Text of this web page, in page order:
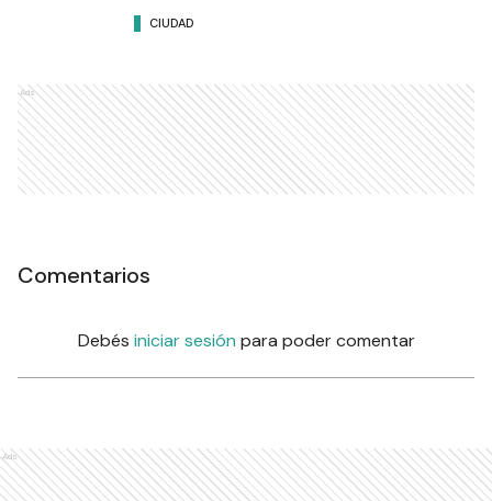
CIUDAD
Ads
Comentarios
Debés iniciar sesión para poder comentar
Ads